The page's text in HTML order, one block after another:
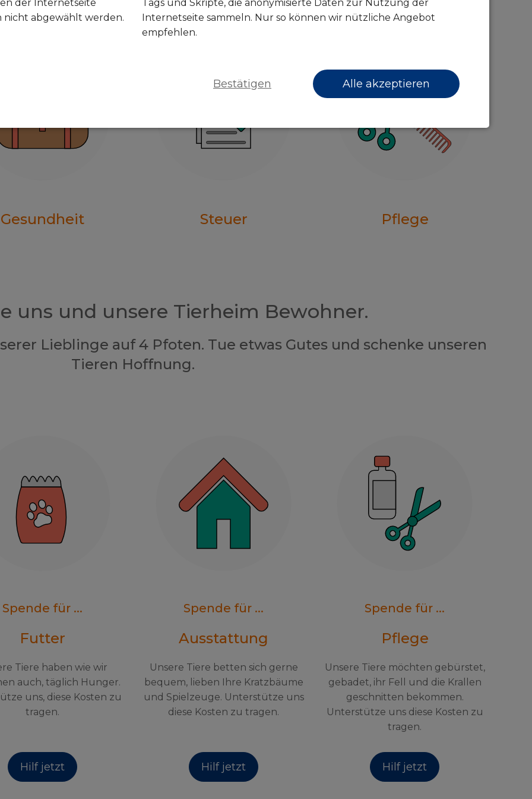
Gesundheit Steuer Pflege
uns und unsere Tierheim Bewohner.
Lieblinge auf 4 Pfoten. Tue etwas Gutes und schenke unseren
Tieren Hoffnung.
Spende für ...
Futter
Tiere haben wie wir
auch, täglich Hunger.
uns, diese Kosten zu
tragen.
Hilf jetzt
Spende für ...
Ausstattung
Unsere Tiere betten sich gerne
bequem, lieben Ihre Kratzbäume
und Spielzeuge. Unterstütze uns
diese Kosten zu tragen.
Hilf jetzt
Spende für ...
Pflege
Unsere Tiere möchten gebürstet,
gebadet, ihr Fell und die Krallen
geschnitten bekommen.
Unterstütze uns diese Kosten zu
tragen.
Hilf jetzt
der Internetseite
nicht abgewählt werden.
Tags und Skripte, die anonymisierte Daten zur Nutzung der
Internetseite sammeln. Nur so können wir nützliche Angebot
empfehlen.
Bestätigen Alle akzeptieren